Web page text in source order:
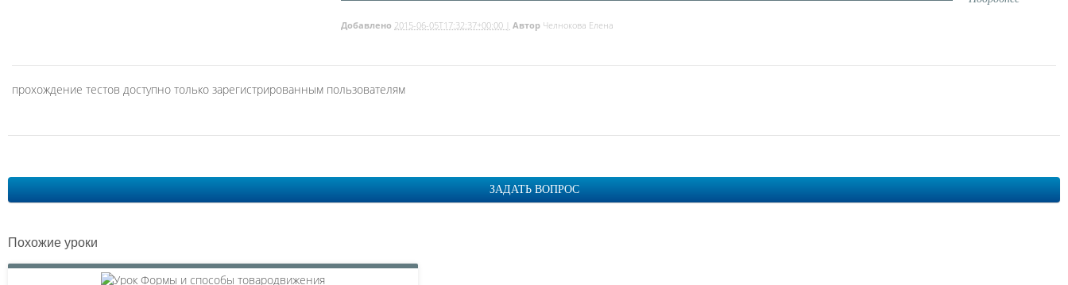
Добавлено 2015-06-05T17:32:37+00:00 | Автор Челнокова Елена
прохождение тестов доступно только зарегистрированным пользователям
ЗАДАТЬ ВОПРОС
Похожие уроки